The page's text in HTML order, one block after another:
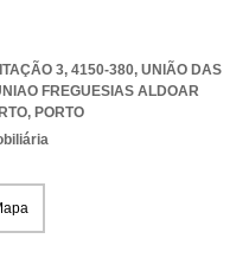
3, 4150-380, UNIÃO DAS
FREGUESIAS ALDOAR
, PORTO